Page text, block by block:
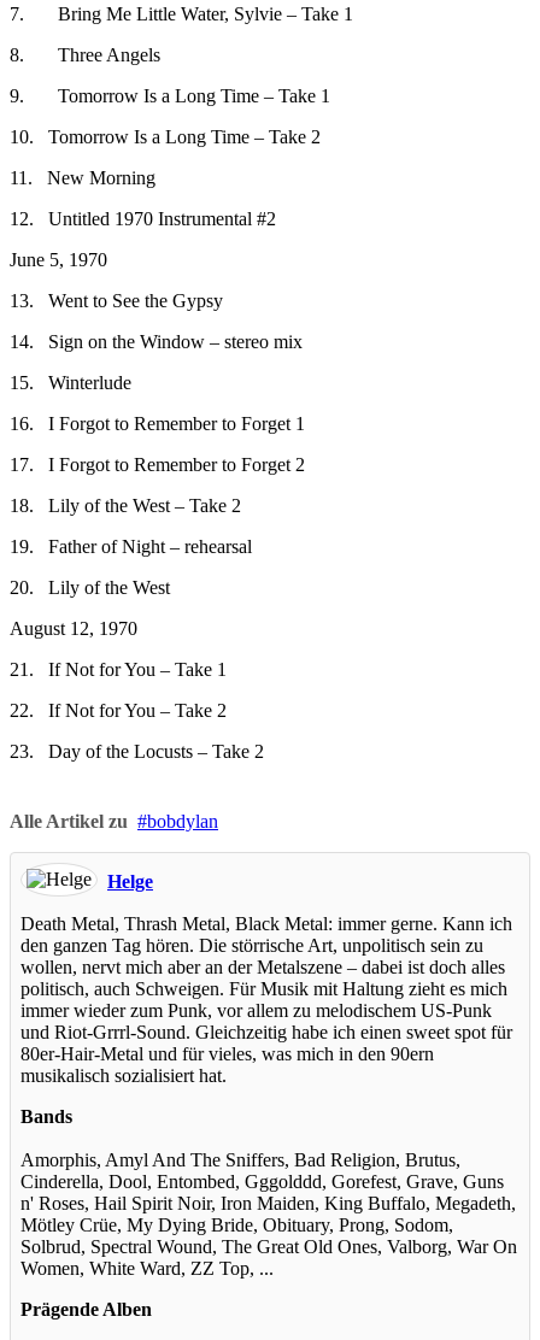
7. Bring Me Little Water, Sylvie – Take 1
8. Three Angels
9. Tomorrow Is a Long Time – Take 1
10. Tomorrow Is a Long Time – Take 2
11. New Morning
12. Untitled 1970 Instrumental #2
June 5, 1970
13. Went to See the Gypsy
14. Sign on the Window – stereo mix
15. Winterlude
16. I Forgot to Remember to Forget 1
17. I Forgot to Remember to Forget 2
18. Lily of the West – Take 2
19. Father of Night – rehearsal
20. Lily of the West
August 12, 1970
21. If Not for You – Take 1
22. If Not for You – Take 2
23. Day of the Locusts – Take 2
Alle Artikel zu bobdylan
Helge
Death Metal, Thrash Metal, Black Metal: immer gerne. Kann ich
den ganzen Tag hören. Die störrische Art, unpolitisch sein zu
wollen, nervt mich aber an der Metalszene – dabei ist doch alles
politisch, auch Schweigen. Für Musik mit Haltung zieht es mich
immer wieder zum Punk, vor allem zu melodischem US-Punk
und Riot-Grrrl-Sound. Gleichzeitig habe ich einen sweet spot für
80er-Hair-Metal und für vieles, was mich in den 90ern
musikalisch sozialisiert hat.
Bands
Amorphis, Amyl And The Sniffers, Bad Religion, Brutus,
Cinderella, Dool, Entombed, Gggolddd, Gorefest, Grave, Guns
n' Roses, Hail Spirit Noir, Iron Maiden, King Buffalo, Megadeth,
Mötley Crüe, My Dying Bride, Obituary, Prong, Sodom,
Solbrud, Spectral Wound, The Great Old Ones, Valborg, War On
Women, White Ward, ZZ Top, ...
Prägende Alben